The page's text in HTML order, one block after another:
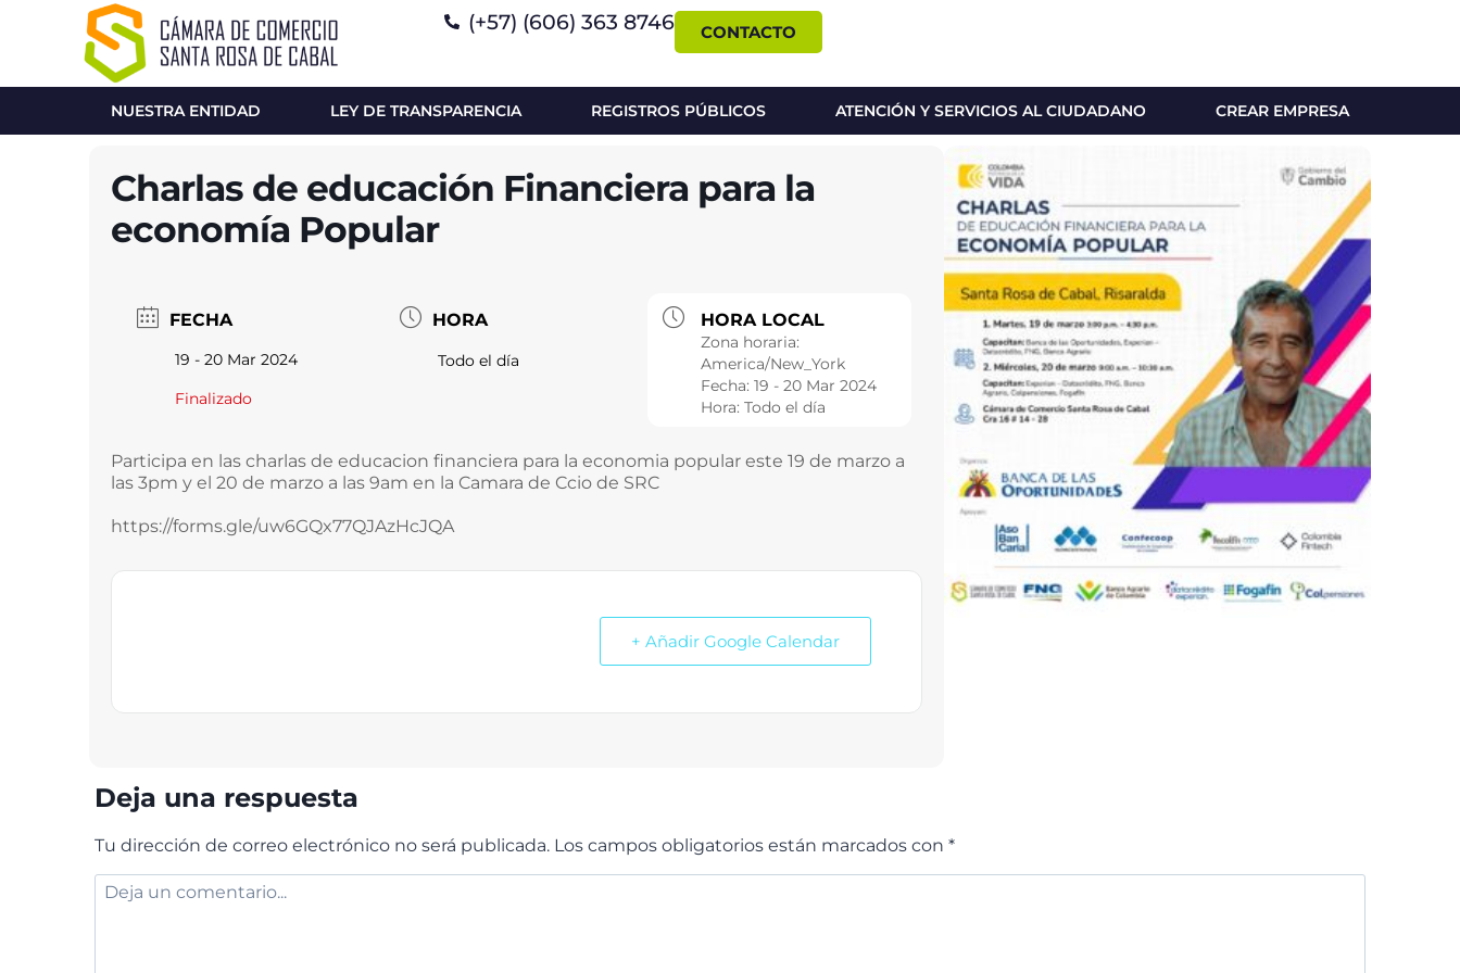
(+57) (606) 363 8746 CONTACTO
NUESTRA ENTIDAD LEY DE TRANSPARENCIA REGISTROS PÚBLICOS ATENCIÓN Y SERVICIOS AL CIUDADANO CREAR EMPRESA
Charlas de educación Financiera para la
economía Popular
FECHA
19 - 20 Mar 2024
Finalizado
HORA
Todo el día
HORA LOCAL
Zona horaria:
America/New_York
Fecha:19 - 20 Mar 2024
Hora:Todo el día
Participa en las charlas de educacion financiera para la economia popular este 19 de marzo a
las 3pm y el 20 de marzo a las 9am en la Camara de Ccio de SRC
https://forms.gle/uw6GQx77QJAzHcJQA
+ Añadir Google Calendar
Deja una respuesta
Tu dirección de correo electrónico no será publicada. Los campos obligatorios están marcados con *